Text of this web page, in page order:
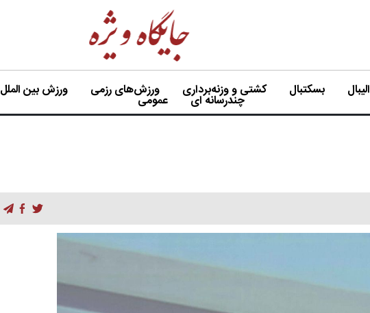
بسکتبال کشتی و وزنه‌برداری ورزش‌های رزمی ورزش بین الملل
چندرسانه ای عمومی